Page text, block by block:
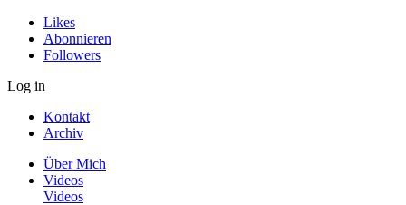
Likes
Abonnieren
Followers
Log in
Kontakt
Archiv
Über Mich
Videos
Videos